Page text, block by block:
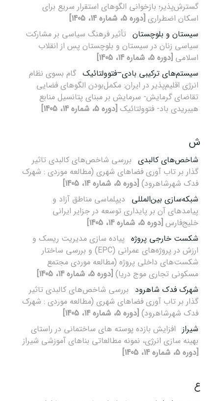
گسترش‌پذیر؛ بازخوانی الگوهای استقرار سریع برای
اسکان اضطراری [دوره 5، شماره 14، 1405]
سیستان و بلوچستان تأثیر فرهنگ سیاسی بر مشارکت
سیاسی زنان در سیستان و بلوچستان پس از انقلاب
اسلامی [دوره 5، شماره 14، 1405]
سیستم‌های ترکیبی بادی–فتوولتائیک گام بسوی نظام
انرژی اقلیم‌پذیر در ایران: مکمل‌بودن الگوهای فضایی
تقاضای گرمایش- سرمایش بر مبنای پتانسیل منابع
هیبریدی باد- فتوولتائیک [دوره 5، شماره 14، 1405]
ش
شاخص‌های کالبدی بررسی شاخص‌های کالبدی تاثیر
گذار بر تاب آوری فضاهای شهری (مطالعه موردی : شهرک
فدک شهرشاهرود) [دوره 5، شماره 14، 1405]
شبکه‌سازی بین‌المللی دیپلماسی مناطق آزاد و
پیامدهای آن بر پایداری توسعه در جزایر ایرانی
خلیج‌فارس [دوره 5، شماره 14، 1405]
شکست خارجی پروژه پیاده سازی مدیریت ریسک و
ارزش در پروژه‌های عمرانی (EPC) و بررسی ساختار
شکست‌های داخلی پروژه (مطالعه موردی مجتمع
مسکونی تجاری موج دریا) [دوره 5، شماره 14، 1405]
شهرک فدک شاهرود بررسی شاخص‌های کالبدی تاثیر
گذار بر تاب آوری فضاهای شهری (مطالعه موردی : شهرک
فدک شهرشاهرود) [دوره 5، شماره 14، 1405]
شیراز افزایش بازده پوسته های ساختمانی در راستای
بهینه سازی انرژی، نمونه مطالعاتی بناهای آموزشی شیراز
[دوره 5، شماره 14، 1405]
ع